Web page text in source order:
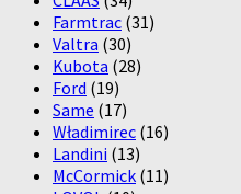
Farmtrac (31)
Valtra (30)
Kubota (28)
Ford (19)
Same (17)
Władimirec (16)
Landini (13)
McCormick (11)